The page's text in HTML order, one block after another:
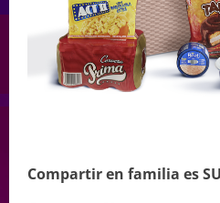
Compartir en familia es